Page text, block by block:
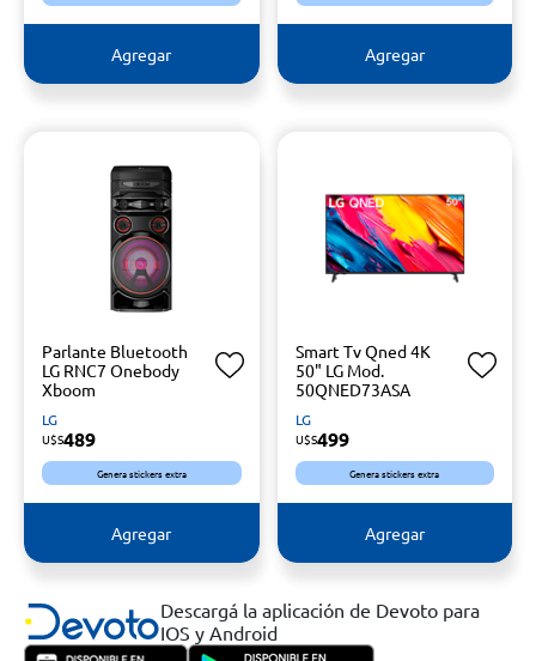
Agregar Agregar
Parlante Bluetooth
LG RNC7 Onebody
Xboom
LG
U$S489
Genera stickers extra
Agregar
Smart Tv Qned 4K
50" LG Mod.
50QNED73ASA
LG
U$S499
Genera stickers extra
Agregar
Descargá la aplicación de Devoto para
IOS y Android